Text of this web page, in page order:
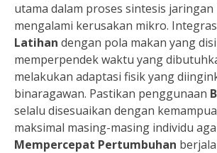
utama dalam proses sintesis
mengalami kerusakan mikro.
Latihan dengan pola makan yang
memperpendek waktu yang
melakukan adaptasi fisik yang
binaragawan. Pastikan penggunaan
selalu disesuaikan dengan
maksimal masing-masing individu
Mempercepat Pertumbuhan